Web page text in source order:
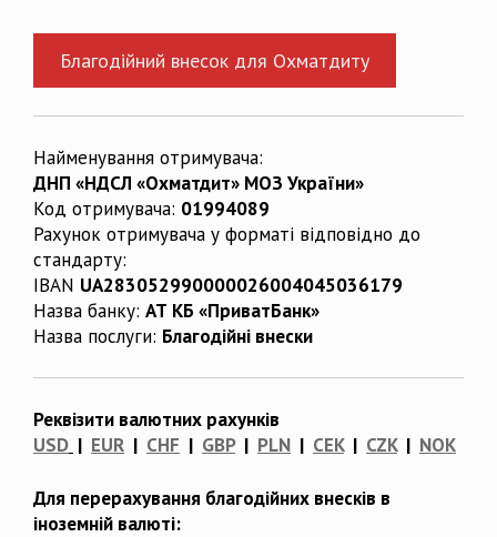
Благодійний внесок для Охматдиту
Найменування отримувача:
ДНП «НДСЛ «Охматдит» МОЗ України»
Код отримувача: 01994089
Рахунок отримувача у форматі відповідно до
стандарту:
IBAN UA283052990000026004045036179
Назва банку: АТ КБ «ПриватБанк»
Назва послуги: Благодійні внески
Реквізити валютних рахунків
USD | EUR | CHF | GBP| PLN | CEK| CZK| NOK
Для перерахування благодійних внесків в
іноземній валюті: